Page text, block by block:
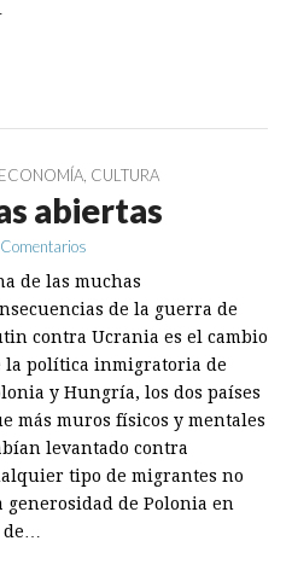
ECONOMÍA CULTURA
abiertas
de las muchas
de la guerra de
contra Ucrania es el cambio
la política inmigratoria de
y Hungría, los dos países
más muros físicos y mentales
levantado contra
tipo de migrantes no
generosidad de Polonia en
de…